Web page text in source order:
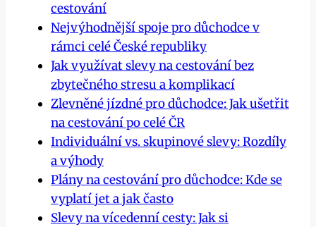
cestování
Nejvýhodnější spoje pro důchodce v
rámci celé České republiky
Jak využívat slevy na cestování bez
zbytečného stresu a komplikací
Zlevněné jízdné pro důchodce: Jak ušetřit
na cestování po celé ČR
Individuální vs. skupinové slevy: Rozdíly
a výhody
Plány na cestování pro důchodce: Kde se
vyplatí jet a jak často
Slevy na vícedenní cesty: Jak si